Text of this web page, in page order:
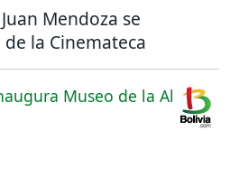
Mendoza se
la Cinemateca